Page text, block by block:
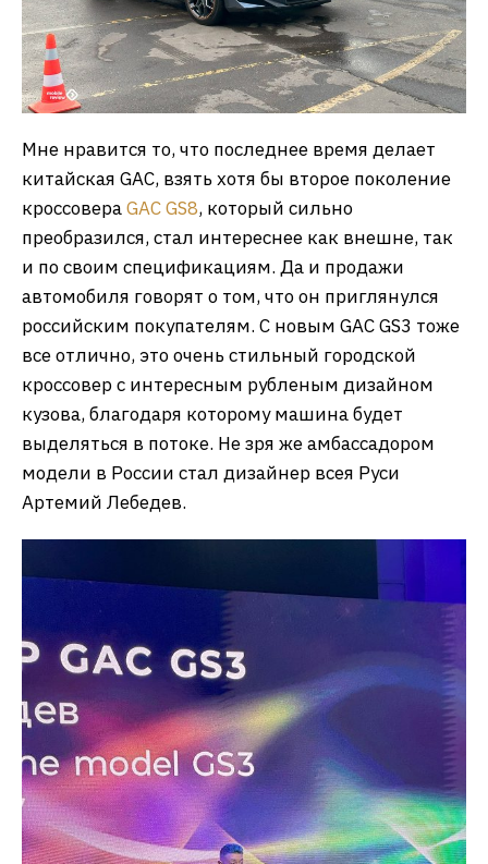
Мне нравится то, что последнее время делает
китайская GAC, взять хотя бы второе поколение
кроссовераGAC GS8, который сильно
преобразился, стал интереснее как внешне, так
и по своим спецификациям. Да и продажи
автомобиля говорят о том, что он приглянулся
российским покупателям. С новым GAC GS3 тоже
все отлично, это очень стильный городской
кроссовер с интересным рубленым дизайном
кузова, благодаря которому машина будет
выделяться в потоке. Не зря же амбассадором
модели в России стал дизайнер всея Руси
Артемий Лебедев.